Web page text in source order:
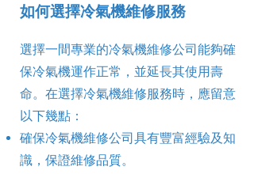
如何選擇冷氣機維修服務
選擇一間專業的冷氣機維修公司能夠確
保冷氣機運作正常，並延長其使用壽
命。在選擇冷氣機維修服務時，應留意
以下幾點：
確保冷氣機維修公司具有豐富經驗及知
識，保證維修品質。